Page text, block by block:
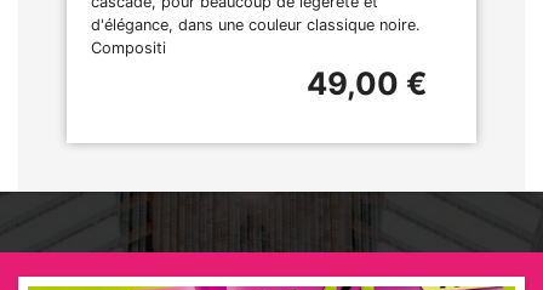
d'élégance, dans une couleur classique noire.
Compositi
49,00 €